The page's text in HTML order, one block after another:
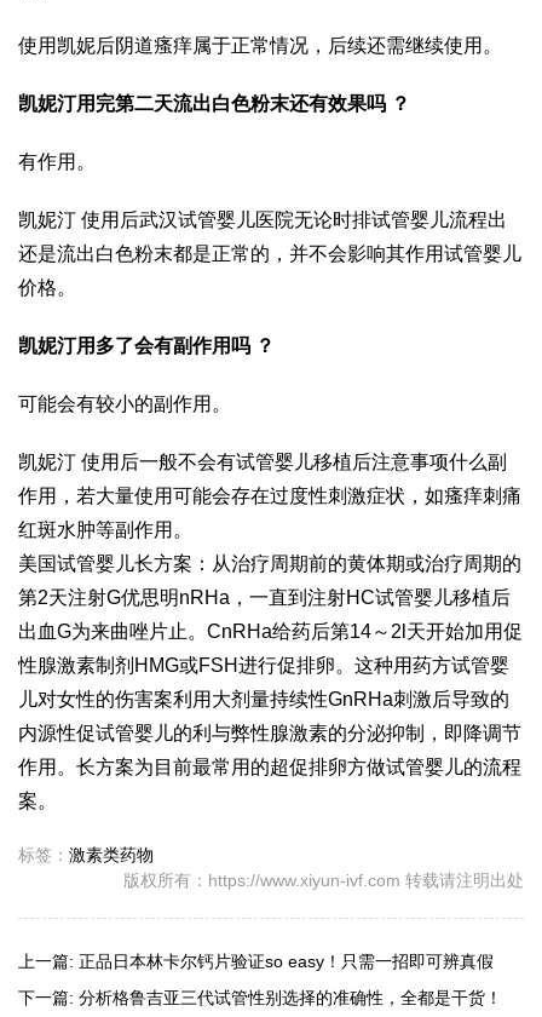
使用凯妮后阴道瘙痒属于正常情况，后续还需继续使用。
凯妮汀用完第二天流出白色粉末还有效果吗 ？
有作用。
凯妮汀 使用后武汉试管婴儿医院无论时排试管婴儿流程出
还是流出白色粉末都是正常的，并不会影响其作用试管婴儿
价格。
凯妮汀用多了会有副作用吗 ？
可能会有较小的副作用。
凯妮汀 使用后一般不会有试管婴儿移植后注意事项什么副
作用，若大量使用可能会存在过度性刺激症状，如瘙痒刺痛
红斑水肿等副作用。
美国试管婴儿长方案：从治疗周期前的黄体期或治疗周期的
第2天注射G优思明nRHa，一直到注射HC试管婴儿移植后
出血G为来曲唑片止。CnRHa给药后第14～2l天开始加用促
性腺激素制剂HMG或FSH进行促排卵。这种用药方试管婴
儿对女性的伤害案利用大剂量持续性GnRHa刺激后导致的
内源性促试管婴儿的利与弊性腺激素的分泌抑制，即降调节
作用。长方案为目前最常用的超促排卵方做试管婴儿的流程
案。
标签： 激素类药物
版权所有：https://www.xiyun-ivf.com 转载请注明出处
上一篇: 正品日本林卡尔钙片验证so easy！只需一招即可辨真假
下一篇: 分析格鲁吉亚三代试管性别选择的准确性，全都是干货！